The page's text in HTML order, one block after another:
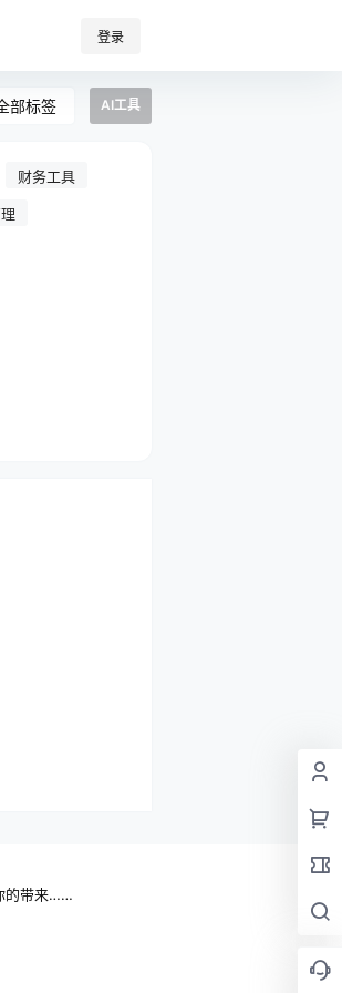
登录
部标签 AI工具
财务工具
的带来……